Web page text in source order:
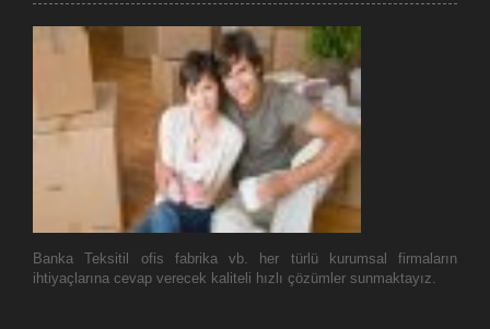
Banka Teksitil ofis fabrika vb. her türlü kurumsal firmaların
ihtiyaçlarına cevap verecek kaliteli hızlı çözümler sunmaktayız.